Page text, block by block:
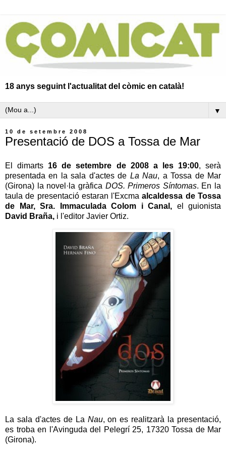
18 anys seguint l'actualitat del còmic en català!
▼
10 de setembre 2008
Presentació de DOS a Tossa de Mar
El dimarts 16 de setembre de 2008 a les 19:00, serà
presentada en la sala d'actes de La Nau, a Tossa de Mar
(Girona) la novel·la gràfica DOS. Primeros Síntomas. En la
taula de presentació estaran l'Excmaalcaldessa de Tossa
de Mar, Sra. Immaculada Colom i Canal, el guionista
David Braña, i l'editor Javier Ortiz.
La sala d'actes de La Nau, on es realitzarà la presentació,
es troba en l'Avinguda del Pelegrí 25, 17320 Tossa de Mar
(Girona).